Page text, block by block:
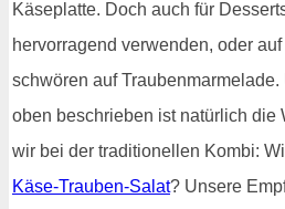
Käseplatte. Doch auch für
hervorragend verwenden, oder
schwören auf
oben beschrieben ist natürlich die
wir bei der traditionellen Kombi:
Käse-Trauben-Salat? Unsere